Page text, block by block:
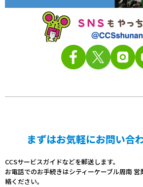
まずはお気軽にお問い合
CCSサービスガイドなどを郵送します。
お電話でのお手続きはシティーケーブル周南 営
絡ください。